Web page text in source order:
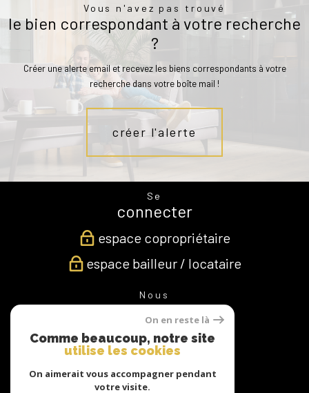
Vous n'avez pas trouvé
le bien correspondant à votre recherche
?
Créer une alerte email et recevez les biens correspondants à votre
recherche dans votre boîte mail !
créer l'alerte
Se
connecter
espace copropriétaire
espace bailleur / locataire
Nous
suivre
Nous
adhérons
On en reste là
Comme beaucoup, notre site
utilise les cookies
On aimerait vous accompagner pendant
votre visite.